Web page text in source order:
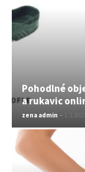
Pohodlné
a rukavic
zena admin - 1.3.2023